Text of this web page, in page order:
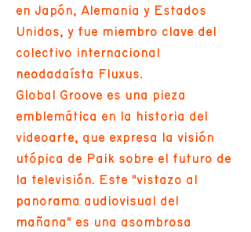
en Japón, Alemania y Estados
Unidos, y fue miembro clave del
colectivo internacional
neodadaísta Fluxus.
Global Groove es una pieza
emblemática en la historia del
videoarte, que expresa la visión
utópica de Paik sobre el futuro de
la televisión. Este "vistazo al
panorama audiovisual del
mañana" es una asombrosa